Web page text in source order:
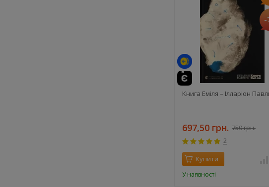
-
Книга Еміля – Ілларіон
697,50 грн. 750 грн.
2
Купити
У наявності